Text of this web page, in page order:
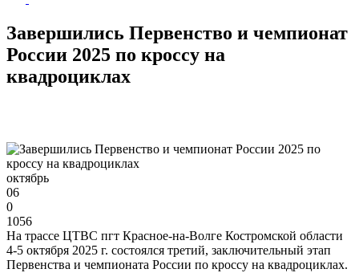
Завершились Первенство и чемпионат
России 2025 по кроссу на
квадроциклах
октябрь
06
0
1056
На трассе ЦТВС пгт Красное-на-Волге Костромской области
4-5 октября 2025 г. состоялся третий, заключительный этап
Первенства и чемпионата России по кроссу на квадроциклах.